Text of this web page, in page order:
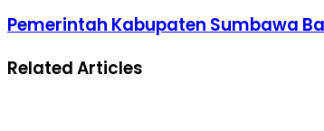
Pemerintah Kabupaten Sumbawa
Related Articles